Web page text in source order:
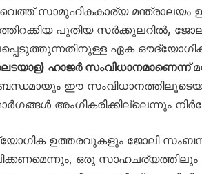
സാമൂഹികകാര്യ മന്ത്രാലയം
പുതിയ സർക്കുലറിൽ,
ഏക
ഹാജർ സംവിധാനമാണെന്ന്
ഈ
മാർഗങ്ങൾ അംഗീകരിക്കില്ലെന്നും
ഉത്തരവുകളും ജോലി
ഒരു